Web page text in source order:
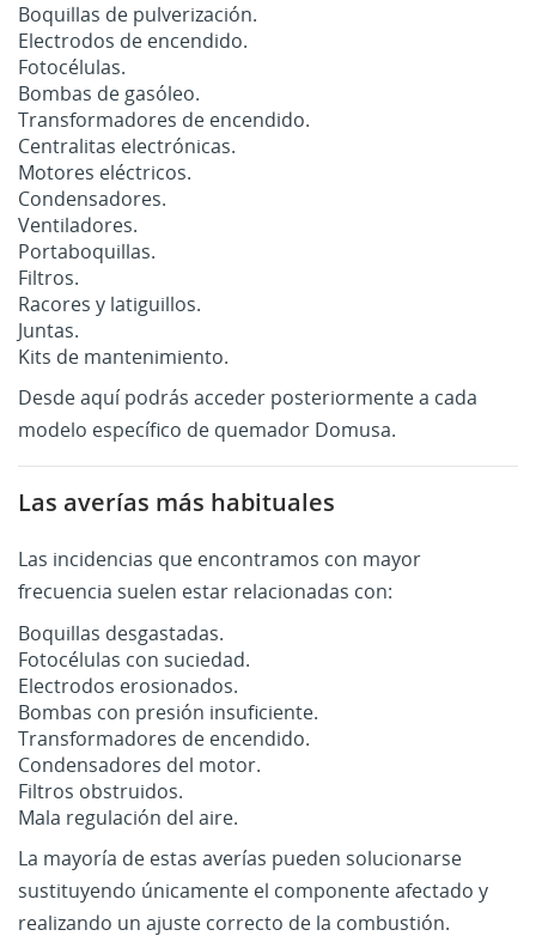
Boquillas de pulverización.
Electrodos de encendido.
Fotocélulas.
Bombas de gasóleo.
Transformadores de encendido.
Centralitas electrónicas.
Motores eléctricos.
Condensadores.
Ventiladores.
Portaboquillas.
Filtros.
Racores y latiguillos.
Juntas.
Kits de mantenimiento.
Desde aquí podrás acceder posteriormente a cada
modelo específico de quemador Domusa.
Las averías más habituales
Las incidencias que encontramos con mayor
frecuencia suelen estar relacionadas con:
Boquillas desgastadas.
Fotocélulas con suciedad.
Electrodos erosionados.
Bombas con presión insuficiente.
Transformadores de encendido.
Condensadores del motor.
Filtros obstruidos.
Mala regulación del aire.
La mayoría de estas averías pueden solucionarse
sustituyendo únicamente el componente afectado y
realizando un ajuste correcto de la combustión.